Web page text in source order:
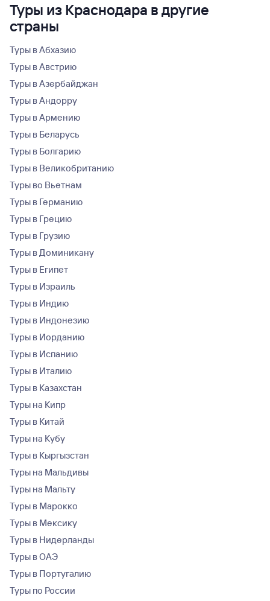
Туры из Краснодара в другие
страны
Туры в Абхазию
Туры в Австрию
Туры в Азербайджан
Туры в Андорру
Туры в Армению
Туры в Беларусь
Туры в Болгарию
Туры в Великобританию
Туры во Вьетнам
Туры в Германию
Туры в Грецию
Туры в Грузию
Туры в Доминикану
Туры в Египет
Туры в Израиль
Туры в Индию
Туры в Индонезию
Туры в Иорданию
Туры в Испанию
Туры в Италию
Туры в Казахстан
Туры на Кипр
Туры в Китай
Туры на Кубу
Туры в Кыргызстан
Туры на Мальдивы
Туры на Мальту
Туры в Марокко
Туры в Мексику
Туры в Нидерланды
Туры в ОАЭ
Туры в Португалию
Туры по России